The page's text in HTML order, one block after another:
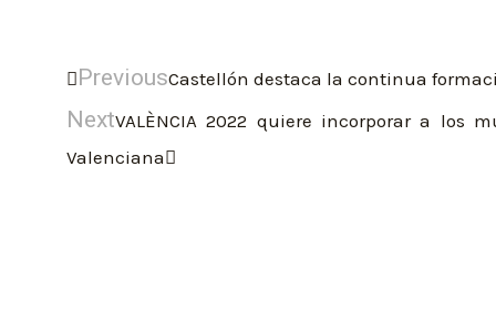
PreviousCastellón destaca la continua
NextVALÈNCIA 2022 quiere incorporar a los
Valenciana